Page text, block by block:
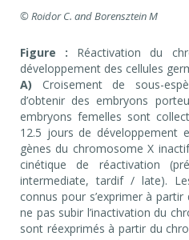
© Roidor C. and Borensztein M
Figure : Réactivation du
développement des cellules
A) Croisement de sous-
d’obtenir des embryons
embryons femelles sont
12.5 jours de développement
gènes du chromosome X
cinétique de réactivation
intermediate, tardif / late).
connus pour s’exprimer à
ne pas subir l’inactivation du
sont réexprimés à partir du